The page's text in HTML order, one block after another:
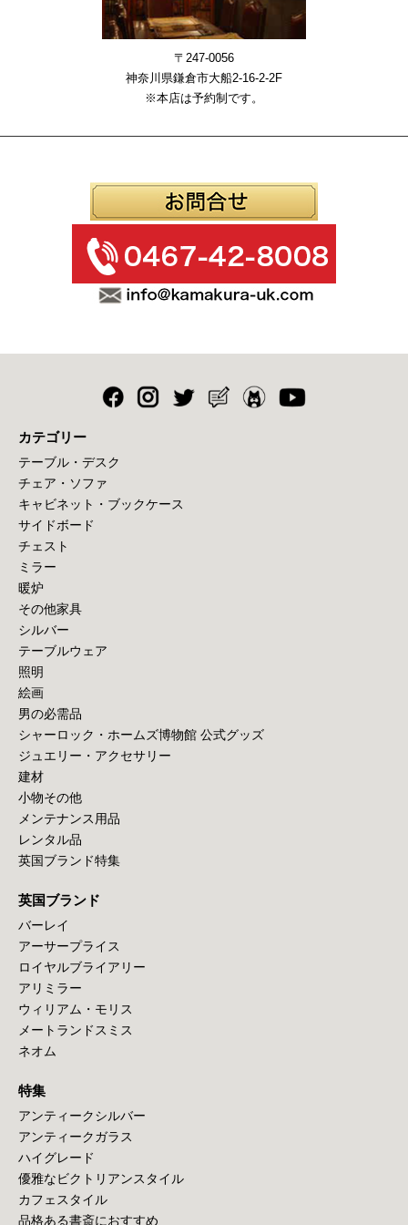
〒247-0056
神奈川県鎌倉市大船2-16-2-2F
※本店は予約制です。
カテゴリー
テーブル・デスク
チェア・ソファ
キャビネット・ブックケース
サイドボード
チェスト
ミラー
暖炉
その他家具
シルバー
テーブルウェア
照明
絵画
男の必需品
シャーロック・ホームズ博物館 公式グッズ
ジュエリー・アクセサリー
建材
小物その他
メンテナンス用品
レンタル品
英国ブランド特集
英国ブランド
バーレイ
アーサープライス
ロイヤルブライアリー
アリミラー
ウィリアム・モリス
メートランドスミス
ネオム
特集
アンティークシルバー
アンティークガラス
ハイグレード
優雅なビクトリアンスタイル
カフェスタイル
品格ある書斎におすすめ